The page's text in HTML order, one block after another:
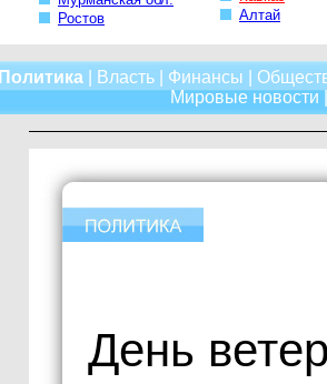
Ростов
Алтай
Политика| Власть| Финансы
Мировые новости
День